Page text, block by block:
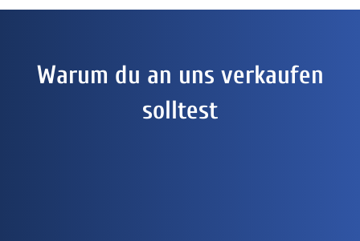
Warum du an uns verkaufen
solltest